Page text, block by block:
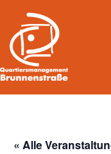
« Alle